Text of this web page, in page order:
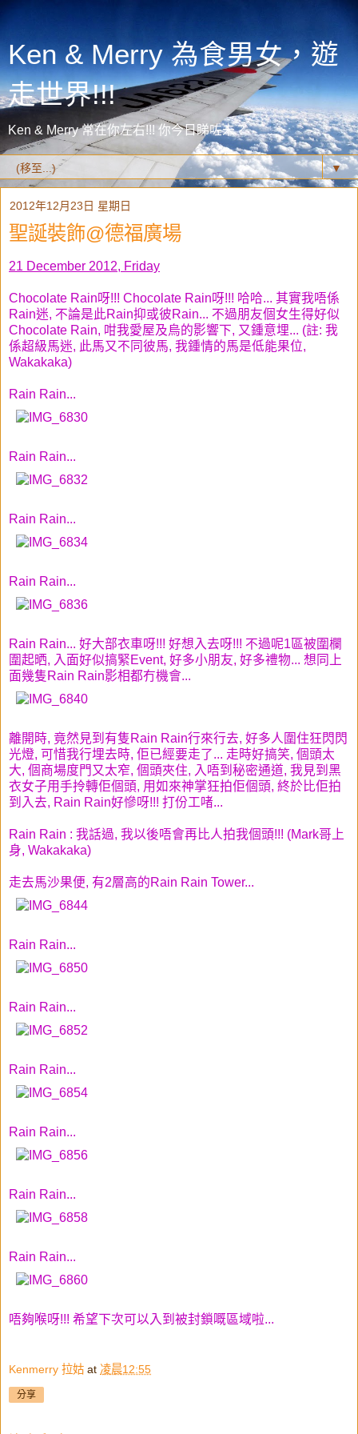
Ken & Merry 為食男女，遊
走世界!!!
Ken & Merry 常在你左右!!! 你今日睇咗未？
▼
2012年12月23日 星期日
聖誕裝飾@德福廣場
21 December 2012, Friday
Chocolate Rain呀!!! Chocolate Rain呀!!! 哈哈... 其實我唔係
Rain迷, 不論是此Rain抑或彼Rain... 不過朋友個女生得好似
Chocolate Rain, 咁我愛屋及烏的影響下, 又鍾意埋... (註: 我
係超級馬迷, 此馬又不同彼馬, 我鍾情的馬是低能果位,
Wakakaka)
Rain Rain...
Rain Rain...
Rain Rain...
Rain Rain...
Rain Rain... 好大部衣車呀!!! 好想入去呀!!! 不過呢1區被圍欄
圍起晒, 入面好似搞緊Event, 好多小朋友, 好多禮物... 想同上
面幾隻Rain Rain影相都冇機會...
離開時, 竟然見到有隻Rain Rain行來行去, 好多人圍住狂閃閃
光燈, 可惜我行埋去時, 佢已經要走了... 走時好搞笑, 個頭太
大, 個商場度門又太窄, 個頭夾住, 入唔到秘密通道, 我見到黑
衣女子用手拎轉佢個頭, 用如來神掌狂拍佢個頭, 終於比佢拍
到入去, Rain Rain好慘呀!!! 打份工啫...
Rain Rain : 我話過, 我以後唔會再比人拍我個頭!!! (Mark哥上
身, Wakakaka)
走去馬沙果便, 有2層高的Rain Rain Tower...
Rain Rain...
Rain Rain...
Rain Rain...
Rain Rain...
Rain Rain...
Rain Rain...
唔夠喉呀!!! 希望下次可以入到被封鎖嘅區域啦...
Kenmerry 拉姑 at 凌晨12:55
分享